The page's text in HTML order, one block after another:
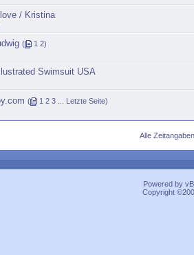
/ Kristina
( 1 2)
Swimsuit USA
( 1 2 3 Letzte Seite)
Alle
Powered by
Copyright